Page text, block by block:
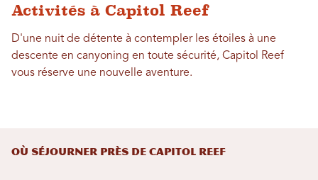
Activités à Capitol Reef
D'une nuit de détente à contempler les étoiles à une
descente en canyoning en toute sécurité, Capitol Reef
vous réserve une nouvelle aventure.
Où séjourner près de Capitol Reef